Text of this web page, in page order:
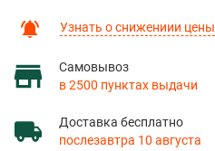
Узнать о снижениии цены
Самовывоз
в 2500 пунктах выдачи
Доставка бесплатно
послезавтра 10 августа